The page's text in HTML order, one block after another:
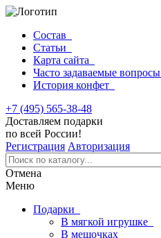
Состав
Статьи
Карта сайта
Часто задаваемые вопросы
История конфет
+7 (495) 565-38-48
Доставляем подарки
по всей России!
Регистрация Авторизация
Отмена
Меню
Подарки
В мягкой игрушке
В мешочках